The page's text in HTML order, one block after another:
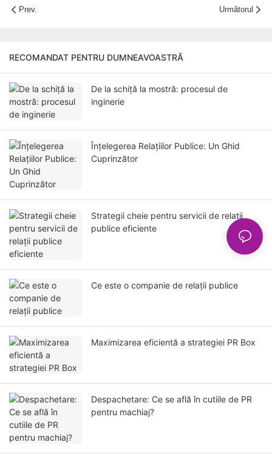
bijuteriilor
Prev. Următorul
RECOMANDAT PENTRU DUMNEAVOASTRĂ
De la schiță la mostră: procesul de
inginerie
Înțelegerea Relațiilor Publice: Un Ghid
Cuprinzător
Strategii cheie pentru servicii de relații
publice eficiente
Ce este o companie de relații publice
Maximizarea eficientă a strategiei PR Box
Despachetare: Ce se află în cutiile de PR
pentru machiaj?